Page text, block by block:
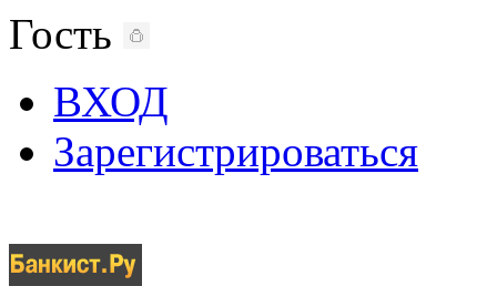
Гость
ВХОД
Зарегистрироваться